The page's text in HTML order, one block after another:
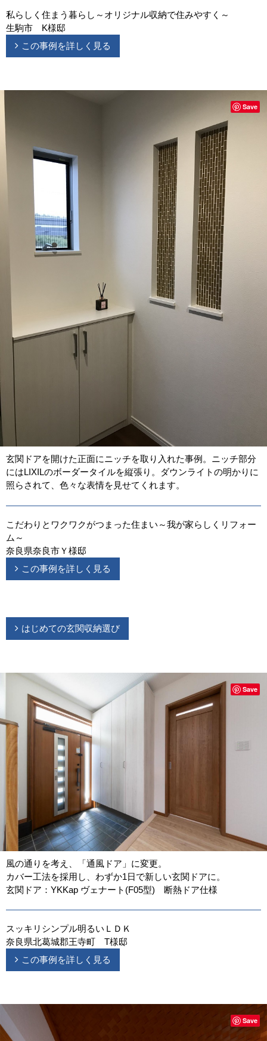
私らしく住まう暮らし～オリジナル収納で住みやすく～
生駒市 K様邸
この事例を詳しく見る
玄関ドアを開けた正面にニッチを取り入れた事例。ニッチ部分
にはLIXILのボーダータイルを縦張り。ダウンライトの明かりに
照らされて、色々な表情を見せてくれます。
こだわりとワクワクがつまった住まい～我が家らしくリフォー
ム～
奈良県奈良市Ｙ様邸
この事例を詳しく見る
はじめての玄関収納選び
Save
風の通りを考え、「通風ドア」に変更。
カバー工法を採用し、わずか1日で新しい玄関ドアに。
玄関ドア：YKKap ヴェナート(F05型) 断熱ドア仕様
スッキリシンプル明るいＬＤＫ
奈良県北葛城郡王寺町 T様邸
この事例を詳しく見る
Save
Save